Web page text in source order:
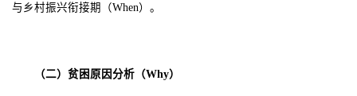
与乡村振兴衔接期（When）。
（二）贫困原因分析（Why）